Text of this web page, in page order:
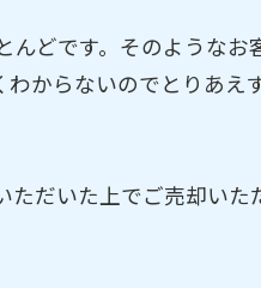
どです。そのような
からないのでとりあ
だいた上でご売却い